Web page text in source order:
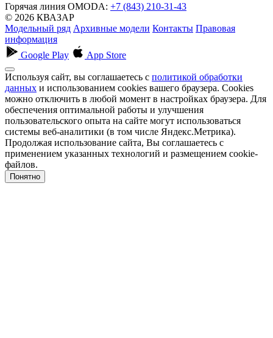
Горячая линия OMODA: +7 (843) 210-31-43
© 2026 КВАЗАР
Модельный ряд Архивные модели Контакты Правовая
информация
Google Play
App Store
Используя сайт, вы соглашаетесь с политикой обработки
данных и использованием cookies вашего браузера. Cookies
можно отключить в любой момент в настройках браузера. Для
обеспечения оптимальной работы и улучшения
пользовательского опыта на сайте могут использоваться
системы веб-аналитики (в том числе Яндекс.Метрика).
Продолжая использование сайта, Вы соглашаетесь с
применением указанных технологий и размещением cookie-
файлов.
Понятно